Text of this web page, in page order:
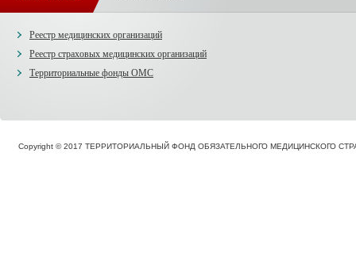
Реестр медицинских организаций
Реестр страховых медицинских организаций
Территориальные фонды ОМС
Copyright © 2017 ТЕРРИТОРИАЛЬНЫЙ ФОНД ОБЯЗАТЕЛЬНОГО МЕДИЦИНСКОГО